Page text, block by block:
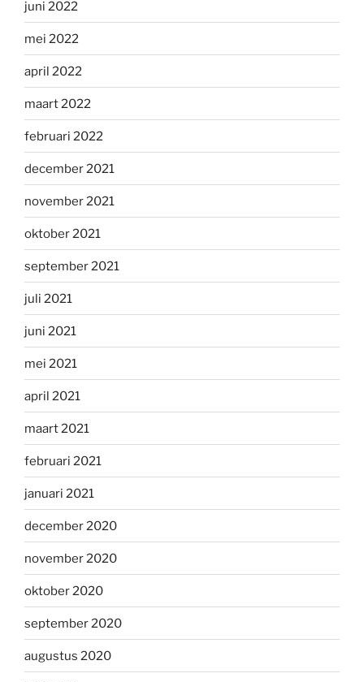
juni 2022
mei 2022
april 2022
maart 2022
februari 2022
december 2021
november 2021
oktober 2021
september 2021
juli 2021
juni 2021
mei 2021
april 2021
maart 2021
februari 2021
januari 2021
december 2020
november 2020
oktober 2020
september 2020
augustus 2020